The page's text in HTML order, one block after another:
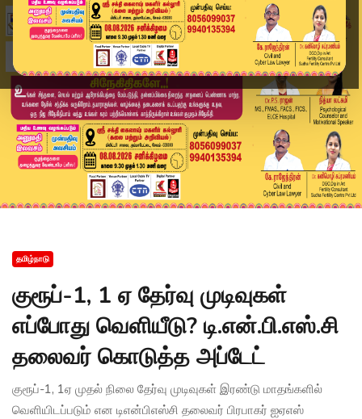
தமிழ்நாடு
குரூப்-1, 1 ஏ தேர்வு முடிவுகள்
எப்போது வெளியீடு? டி.என்.பி.எஸ்.சி
தலைவர் கொடுத்த அப்டேட்
குரூப்-1, 1ஏ முதல் நிலை தேர்வு முடிவுகள் இரண்டு மாதங்களில்
வெளியிடப்படும் என டிஎன்பிஎஸ்சி தலைவர் பிரபாகர் ஐஏஎஸ்